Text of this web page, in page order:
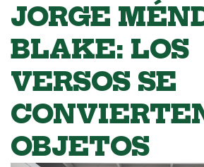
JORGE
BLAKE: LOS
VERSOS SE
OBJETOS